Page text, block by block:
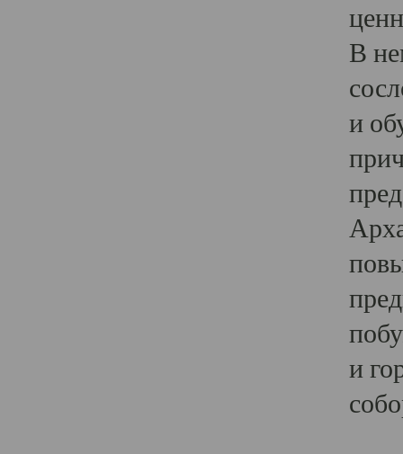
В
и
и